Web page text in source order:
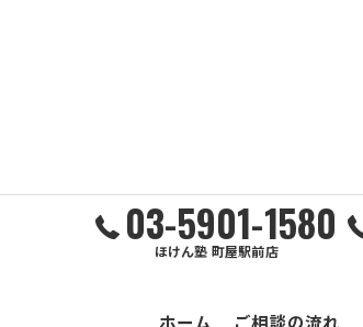
03-5901-1580
ほけん塾 町屋駅前店
ホーム ご相談の流れ